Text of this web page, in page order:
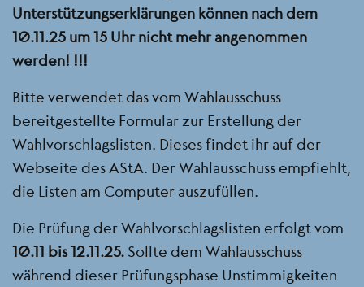
Unterstützungserklärungen können nach dem
10.11.25 um 15 Uhr nicht mehr angenommen
werden! !!!
Bitte verwendet das vom Wahlausschuss
bereitgestellte Formular zur Erstellung der
Wahlvorschlagslisten. Dieses findet ihr auf der
Webseite des AStA. Der Wahlausschuss empfiehlt,
die Listen am Computer auszufüllen.
Die Prüfung der Wahlvorschlagslisten erfolgt vom
10.11 bis 12.11.25. Sollte dem Wahlausschuss
während dieser Prüfungsphase Unstimmigkeiten